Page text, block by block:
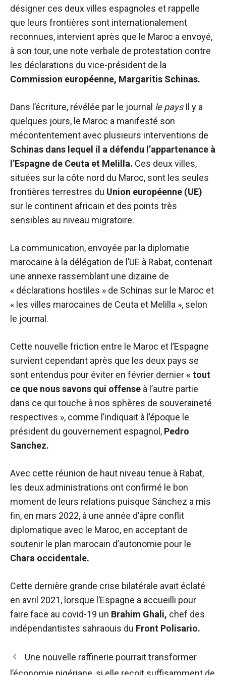
désigner ces deux villes espagnoles et rappelle
que leurs frontières sont internationalement
reconnues, intervient après que le Maroc a envoyé,
à son tour, une note verbale de protestation contre
les déclarations du vice-président de la
Commission européenne, Margaritis Schinas.
Dans l’écriture, révélée par le journal le paysIl y a
quelques jours, le Maroc a manifesté son
mécontentement avec plusieurs interventions de
Schinas dans lequel il a défendu l’appartenance à
l’Espagne de Ceuta et Melilla. Ces deux villes,
situées sur la côte nord du Maroc, sont les seules
frontières terrestres du Union européenne (UE)
sur le continent africain et des points très
sensibles au niveau migratoire.
La communication, envoyée par la diplomatie
marocaine à la délégation de l’UE à Rabat, contenait
une annexe rassemblant une dizaine de
« déclarations hostiles » de Schinas sur le Maroc et
« les villes marocaines de Ceuta et Melilla », selon
le journal.
Cette nouvelle friction entre le Maroc et l’Espagne
survient cependant après que les deux pays se
sont entendus pour éviter en février dernier« tout
ce que nous savons qui offense à l’autre partie
dans ce qui touche à nos sphères de souveraineté
respectives », comme l’indiquait à l’époque le
président du gouvernement espagnol, Pedro
Sanchez.
Avec cette réunion de haut niveau tenue à Rabat,
les deux administrations ont confirmé le bon
moment de leurs relations puisque Sánchez a mis
fin, en mars 2022, à une année d’âpre conflit
diplomatique avec le Maroc, en acceptant de
soutenir le plan marocain d’autonomie pour le
Chara occidentale.
Cette dernière grande crise bilatérale avait éclaté
en avril 2021, lorsque l’Espagne a accueilli pour
faire face au covid-19 un Brahim Ghali, chef des
indépendantistes sahraouis du Front Polisario.
Navigation
des
Une nouvelle raffinerie pourrait transformer